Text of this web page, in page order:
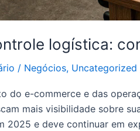
logística:
/ Negócios, Uncategorized
do e-commerce e das
mais visibilidade sobre
2025 e deve continuar em